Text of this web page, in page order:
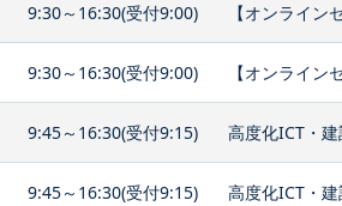
9:30～16:30(受付9:00) 【オンライ
9:30～16:30(受付9:00) 【オンライ
9:45～16:30(受付9:15) 高度化ICT・
9:45～16:30(受付9:15) 高度化ICT・